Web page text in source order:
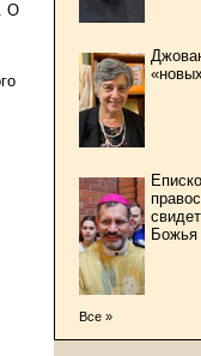
О
Божья
Все »